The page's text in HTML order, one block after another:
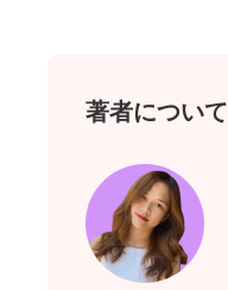
著者について